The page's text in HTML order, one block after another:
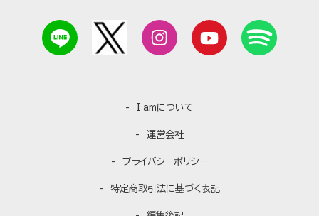
I amについて
運営会社
プライバシーポリシー
特定商取引法に基づく表記